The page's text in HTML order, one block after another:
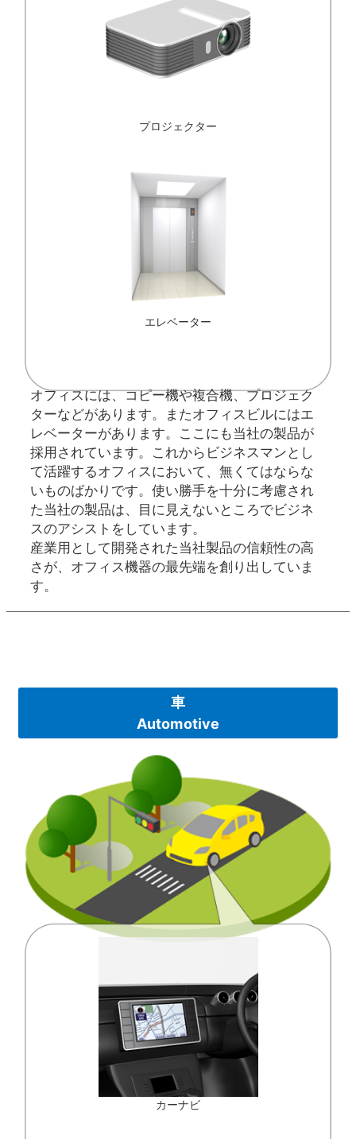
プロジェクター
エレベーター
オフィスには、コピー機や複合機、プロジェク
ターなどがあります。またオフィスビルにはエ
レベーターがあります。ここにも当社の製品が
採用されています。これからビジネスマンとし
て活躍するオフィスにおいて、無くてはならな
いものばかりです。使い勝手を十分に考慮され
た当社の製品は、目に見えないところでビジネ
スのアシストをしています。
産業用として開発された当社製品の信頼性の高
さが、オフィス機器の最先端を創り出していま
す。
車
Automotive
カーナビ